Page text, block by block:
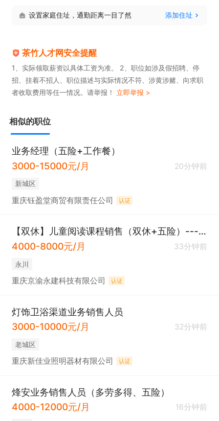
设置家庭住址，通勤距离一目了然 添加住址
茶竹人才网安全提醒
1、实际领取薪资以具体工资为准。 2、职位如涉及假招聘、停
招、挂着不招人、职位描述与实际情况不符、涉黄涉赌、向求职
者收取费用等任一情况。请举报！ 立即举报 >
相似的职位
业务经理（五险+工作餐）
3000-15000元/月
20分钟前
新城区
重庆钰盈堂商贸有限责任公司 认证
【双休】儿童阅读课程销售（双休+五险）---临时工勿扰
4000-8000元/月
33分钟前
永川
重庆京渝永建科技有限公司 认证
灯饰卫浴渠道业务销售人员
3000-10000元/月
32分钟前
老城区
重庆新佳业照明器材有限公司 认证
烽安业务销售人员（多劳多得、五险）
4000-12000元/月
16分钟前